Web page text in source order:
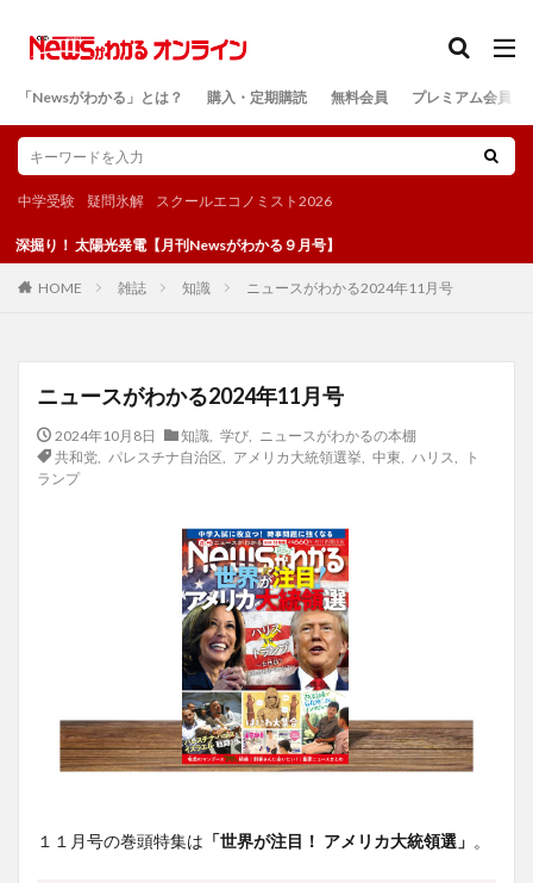
「Newsがわかる」とは？ 購入・定期購読 無料会員 プレミアム会員
中学受験 疑問氷解 スクールエコノミスト2026
太陽光発電【月刊Newsがわかる９月号】
HOME 雑誌 知識 ニュースがわかる2024年11月号
ニュースがわかる2024年11月号
2024年10月8日 知識 学び
ニュースがわかるの本棚
共和党, パレスチナ自治区 アメリカ大統領選挙 中東 ハリス
ト
ランプ
１１月号の巻頭特集は 「世界が注目！ アメリカ大統領選」 。
検索